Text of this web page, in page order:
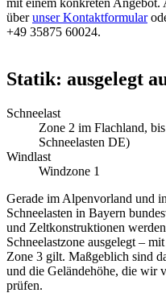
überunser Kontaktformular
+49 35875 60024.
Statik: ausgelegt
Schneelast
Zone 2 im Flachland,
Schneelasten DE)
Windlast
Windzone 1
Gerade im Alpenvorland und
Schneelasten in Bayern
und Zeltkonstruktionen
Schneelastzone ausgelegt –
Zone 3 gilt. Maßgeblich sind
und die Geländehöhe, die wir
prüfen.